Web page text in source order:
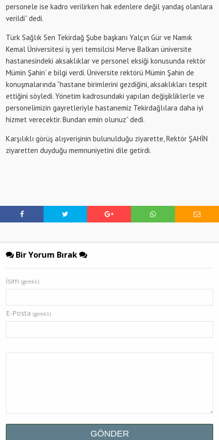
personele ise kadro verilirken hak edenlere değil yandaş olanlara
verildi” dedi.
Türk Sağlık Sen Tekirdağ Şube başkanı Yalçın Gür ve Namık
Kemal Üniversitesi iş yeri temsilcisi Merve Balkan üniversite
hastanesindeki aksaklıklar ve personel eksiği konusunda rektör
Mümin Şahin’ e bilgi verdi. Üniversite rektörü Mümin Şahin de
konuşmalarında “hastane birimlerini gezdiğini, aksaklıkları tespit
ettiğini söyledi. Yönetim kadrosundaki yapılan değişikliklerle ve
personelimizin gayretleriyle hastanemiz Tekirdağlılara daha iyi
hizmet verecektir. Bundan emin olunuz” dedi.
Karşılıklı görüş alışverişinin bulunulduğu ziyarette, Rektör ŞAHİN
ziyaretten duyduğu memnuniyetini dile getirdi.
Bir Yorum Bırak
İsim (gerekli)
E-Posta (gerekli)